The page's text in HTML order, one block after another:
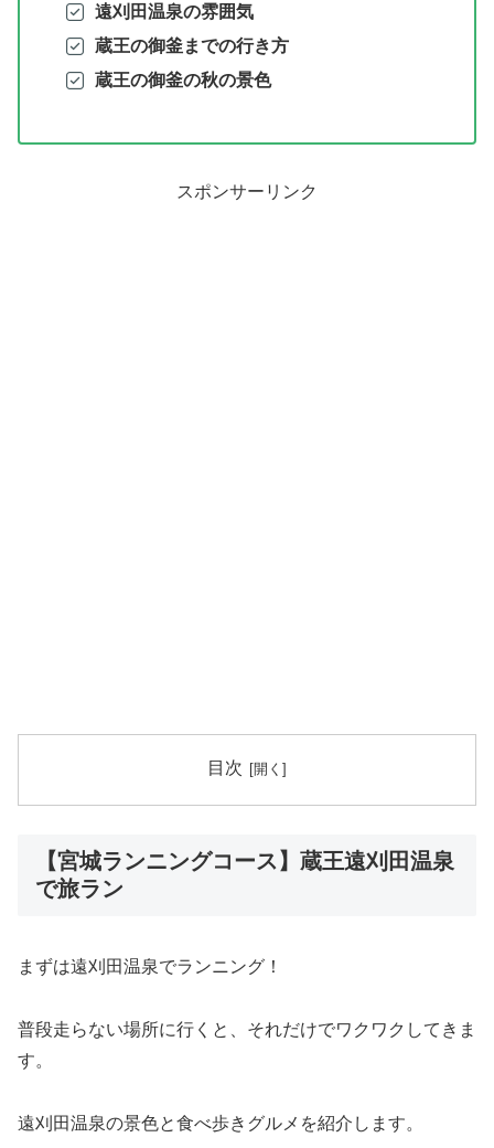
遠刈田温泉の雰囲気
蔵王の御釜までの行き方
蔵王の御釜の秋の景色
スポンサーリンク
目次
【宮城ランニングコース】蔵王遠刈田温泉
で旅ラン
まずは遠刈田温泉でランニング！
普段走らない場所に行くと、それだけでワクワクしてきま
す。
遠刈田温泉の景色と食べ歩きグルメを紹介します。